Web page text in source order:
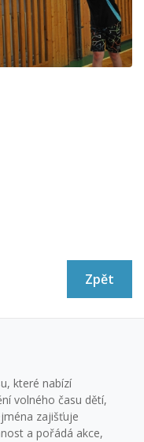
Zpět
které nabízí
volného času dětí,
zajišťuje
a pořádá akce,